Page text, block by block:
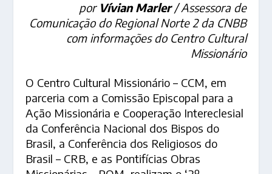
por Vívian Marler/ Assessora de
Comunicação do Regional Norte 2 da CNBB
com informações do Centro Cultural
Missionário
O Centro Cultural Missionário – CCM, em
parceria com a Comissão Episcopal para a
Ação Missionária e Cooperação Intereclesial
da Conferência Nacional dos Bispos do
Brasil, a Conferência dos Religiosos do
Brasil – CRB, e as Pontifícias Obras